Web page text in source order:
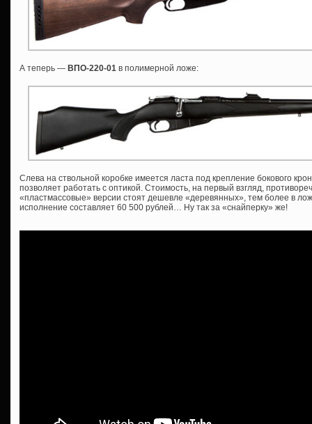
А теперь — ВПО-220-01 в полимерной ложе:
Слева на ствольной коробке имеется ласта под крепление бокового
позволяет работать с оптикой. Стоимость, на первый взгляд,
«пластмассовые» версии стоят дешевле «деревянных», тем более в
исполнение составляет 60 500 рублей… Ну так за «снайперку» же!